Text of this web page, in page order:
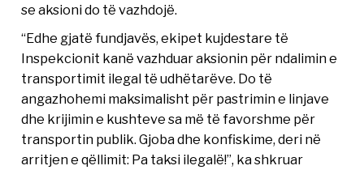
se aksioni do të vazhdojë.
“Edhe gjatë fundjavës, ekipet kujdestare të
Inspekcionit kanë vazhduar aksionin për ndalimin e
transportimit ilegal të udhëtarëve. Do të
angazhohemi maksimalisht për pastrimin e linjave
dhe krijimin e kushteve sa më të favorshme për
transportin publik. Gjoba dhe konfiskime, deri në
arritjen e qëllimit: Pa taksi ilegalë!”, ka shkruar